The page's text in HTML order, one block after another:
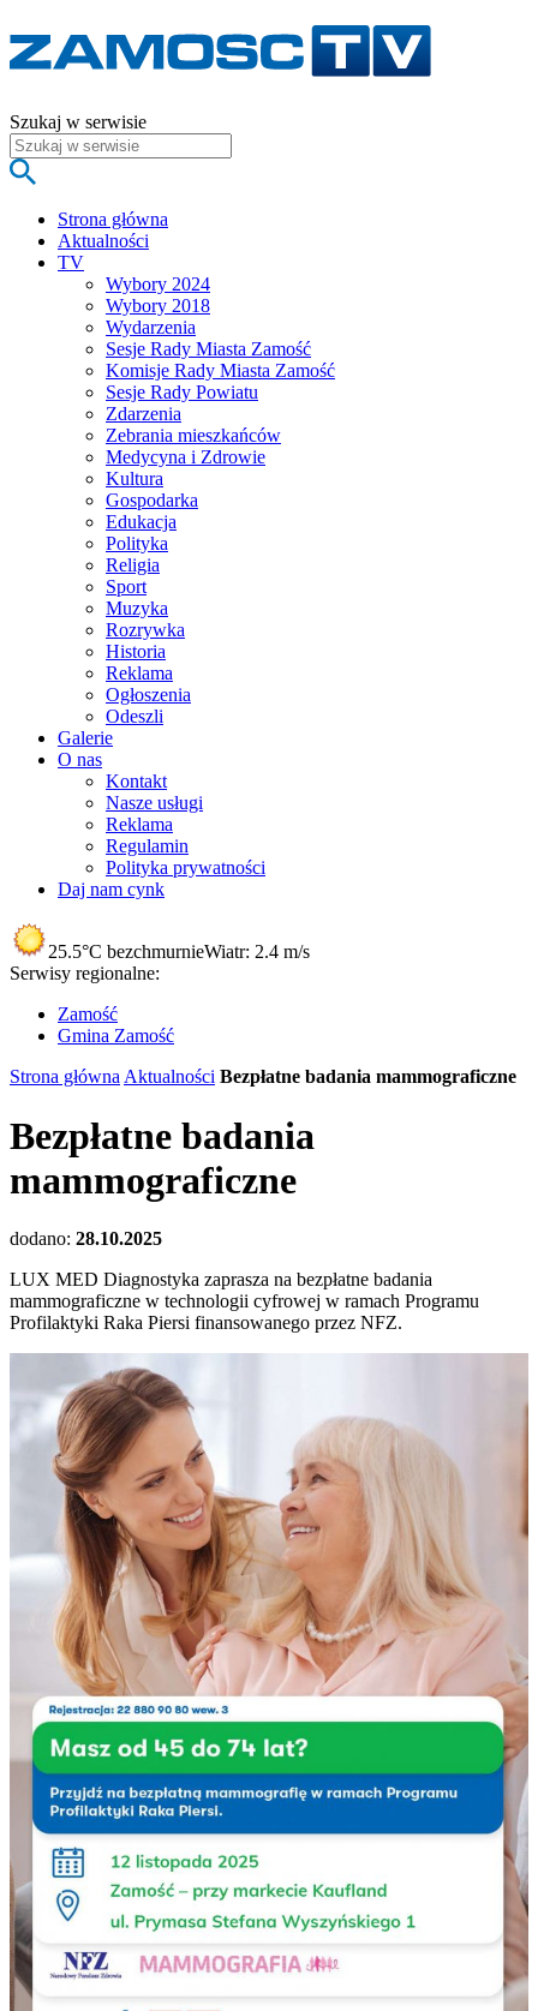
Szukaj w serwisie
Strona główna
Aktualności
TV
Wybory 2024
Wybory 2018
Wydarzenia
Sesje Rady Miasta Zamość
Komisje Rady Miasta Zamość
Sesje Rady Powiatu
Zdarzenia
Zebrania mieszkańców
Medycyna i Zdrowie
Kultura
Gospodarka
Edukacja
Polityka
Religia
Sport
Muzyka
Rozrywka
Historia
Reklama
Ogłoszenia
Odeszli
Galerie
O nas
Kontakt
Nasze usługi
Reklama
Regulamin
Polityka prywatności
Daj nam cynk
25.5°C bezchmurnieWiatr: 2.4 m/s
Serwisy regionalne:
Zamość
Gmina Zamość
Strona główna Aktualności Bezpłatne badania mammograficzne
Bezpłatne badania
mammograficzne
dodano: 28.10.2025
LUX MED Diagnostyka zaprasza na bezpłatne badania
mammograficzne w technologii cyfrowej w ramach Programu
Profilaktyki Raka Piersi finansowanego przez NFZ.